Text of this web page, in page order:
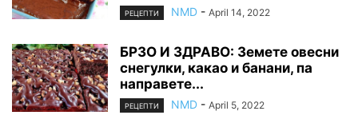
РЕЦЕПТИ NMD - April 14, 2022
БРЗО И ЗДРАВО: Земете овесни
снегулки, какао и банани, па
направете...
РЕЦЕПТИ NMD - April 5, 2022